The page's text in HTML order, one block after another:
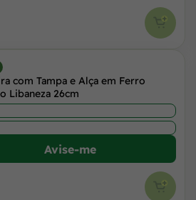
com Tampa e Alça em Ferro
Libaneza 26cm
Avise-me